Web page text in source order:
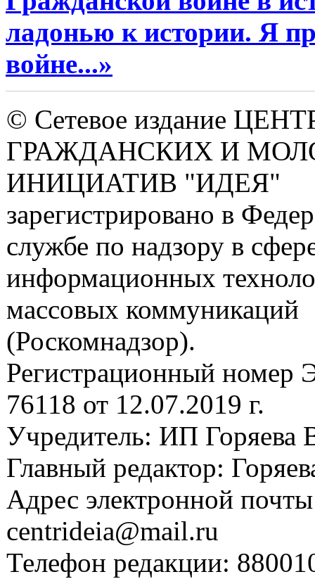
ладонью к истории. Я
войне...»
© Сетевое издание
ГРАЖДАНСКИХ И
ИНИЦИАТИВ "ИДЕЯ"
зарегистрировано в
службе по надзору в
информационных
массовых коммуникаций
(Роскомнадзор).
Регистрационный
76118 от 12.07.2019 г.
Учредитель: ИП Горяева
Главный редактор:
Адрес электронной
centrideia@mail.ru
Телефон редакции: